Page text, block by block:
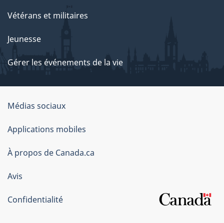
Vétérans et militaires
Jeunesse
Gérer les événements de la vie
Organisation
du
gouvernement
du
Canada
Médias sociaux
Applications mobiles
À propos de Canada.ca
Avis
Confidentialité